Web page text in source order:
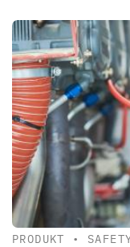
PRODUKT •